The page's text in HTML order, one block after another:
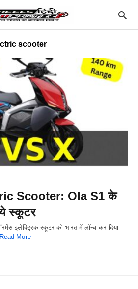
scooter
Scooter: Ola S1 के
स्कूटर
इलेक्ट्रिक स्कूटर को भारत में लॉन्च कर दिया
Read More